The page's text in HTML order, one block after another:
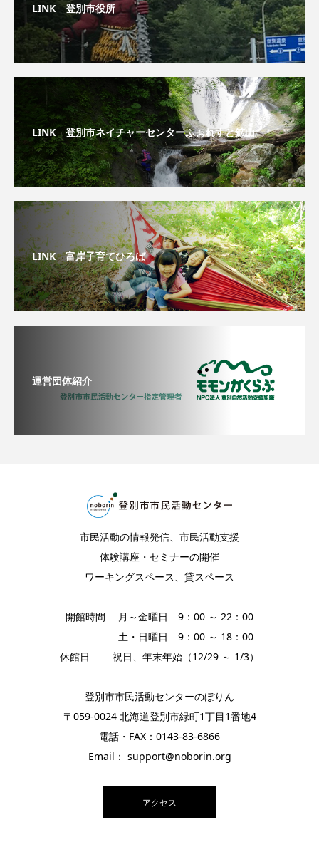
LINK 登別市役所
LINK 登別市ネイチャーセンターふぉれすと鉱山
LINK 富岸子育てひろば
運営団体紹介
市民活動の情報発信、市民活動支援
体験講座・セミナーの開催
ワーキングスペース、貸スペース
開館時間 月～金曜日 9：00 ～ 22：00
土・日曜日 9：00 ～ 18：00
休館日 祝日、年末年始（12/29 ～ 1/3）
登別市市民活動センターのぼりん
〒059-0024 北海道登別市緑町1丁目1番地4
電話・FAX：0143-83-6866
Email： support@noborin.org
アクセス